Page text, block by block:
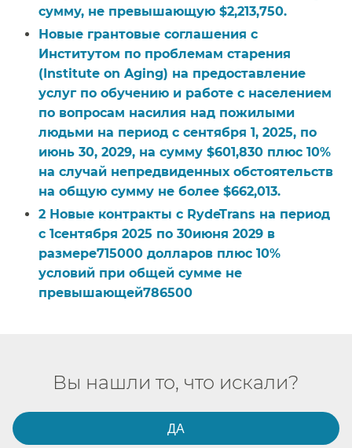
сумму, не превышающую $2,213,750.​​
Новые грантовые соглашения с
Институтом по проблемам старения
(Institute on Aging) на предоставление
услуг по обучению и работе с населением
по вопросам насилия над пожилыми
людьми на период с сентября 1, 2025, по
июнь 30, 2029, на сумму $601,830 плюс 10%
на случай непредвиденных обстоятельств
на общую сумму не более $662,013.​​
2 Новые контракты с RydeTrans на период
с 1сентября 2025 по 30июня 2029 в
размере715000 долларов плюс 10%
условий при общей сумме не
превышающей786500​​
Вы нашли то, что искали?​​
ДА​​